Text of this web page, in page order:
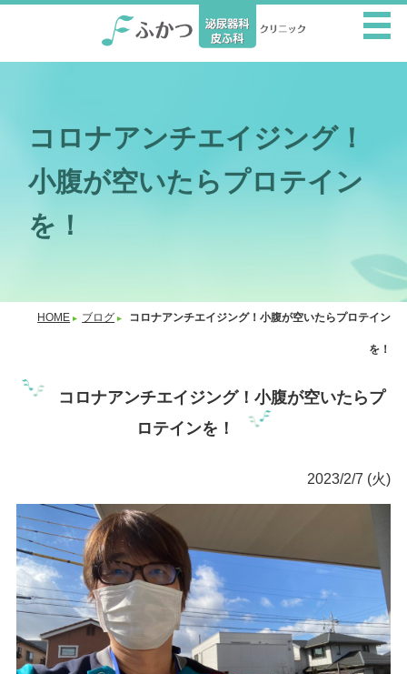
コロナアンチエイジング！
小腹が空いたらプロテイン
を！
HOME ブログ コロナアンチエイジング！小腹が空いたらプロテイン
を！
コロナアンチエイジング！小腹が空いたらプ
ロテインを！
2023/2/7 (火)